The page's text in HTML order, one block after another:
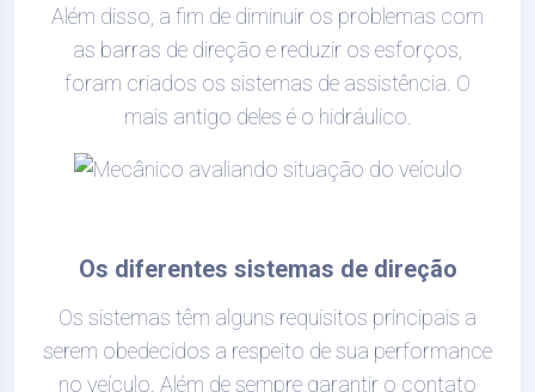
Além disso, a fim de diminuir os problemas com
as barras de direção e reduzir os esforços,
foram criados os sistemas de assistência. O
mais antigo deles é o hidráulico.
Os diferentes sistemas de direção
Os sistemas têm alguns requisitos principais a
serem obedecidos a respeito de sua performance
no veículo. Além de sempre garantir o contato